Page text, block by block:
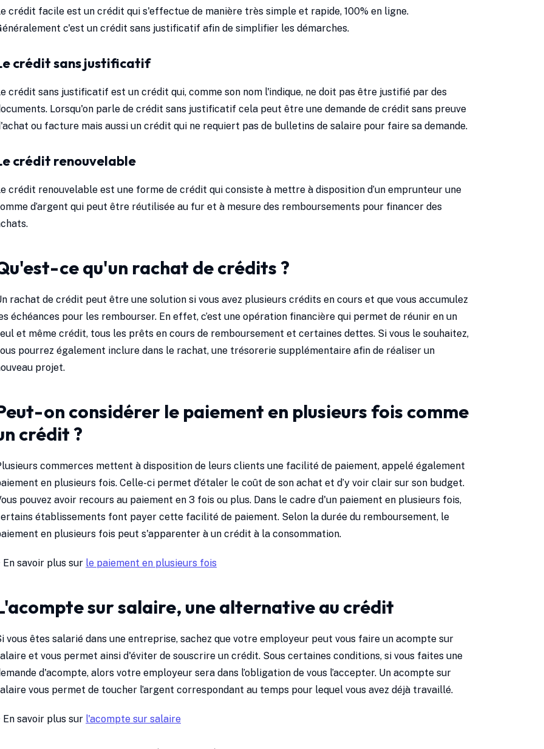
crédit facile est un crédit qui s'effectue de manière très simple et rapide, 100% en ligne.
c'est un crédit sans justificatif afin de simplifier les démarches.
crédit sans justificatif
crédit sans justificatif est un crédit qui, comme son nom l'indique, ne doit pas être justifié par des
Lorsqu'on parle de crédit sans justificatif cela peut être une demande de crédit sans preuve
ou facture mais aussi un crédit qui ne requiert pas de bulletins de salaire pour faire sa demande.
crédit renouvelable
crédit renouvelable est une forme de crédit qui consiste à mettre à disposition d’un emprunteur une
d’argent qui peut être réutilisée au fur et à mesure des remboursements pour financer des
ce qu'un rachat de crédits ?
rachat de crédit peut être une solution si vous avez plusieurs crédits en cours et que vous accumulez
échéances pour les rembourser. En effet, c’est une opération financière qui permet de réunir en un
et même crédit, tous les prêts en cours de remboursement et certaines dettes. Si vous le souhaitez,
pourrez également inclure dans le rachat, une trésorerie supplémentaire afin de réaliser un
projet.
on considérer le paiement en plusieurs fois comme
crédit ?
commerces mettent à disposition de leurs clients une facilité de paiement, appelé également
en plusieurs fois. Celle-ci permet d’étaler le coût de son achat et d’y voir clair sur son budget.
pouvez avoir recours au paiement en 3 fois ou plus. Dans le cadre d'un paiement en plusieurs fois,
établissements font payer cette facilité de paiement. Selon la durée du remboursement, le
en plusieurs fois peut s'apparenter à un crédit à la consommation.
En savoir plus sur le paiement en plusieurs fois
sur salaire, une alternative au crédit
vous êtes salarié dans une entreprise, sachez que votre employeur peut vous faire un acompte sur
et vous permet ainsi d'éviter de souscrire un crédit. Sous certaines conditions, si vous faites une
d'acompte, alors votre employeur sera dans l’obligation de vous l’accepter. Un acompte sur
vous permet de toucher l’argent correspondant au temps pour lequel vous avez déjà travaillé.
En savoir plus sur l'acompte sur salaire